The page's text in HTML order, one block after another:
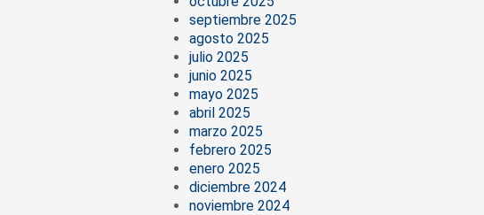
septiembre 2025
agosto 2025
julio 2025
junio 2025
mayo 2025
abril 2025
marzo 2025
febrero 2025
enero 2025
diciembre 2024
noviembre 2024